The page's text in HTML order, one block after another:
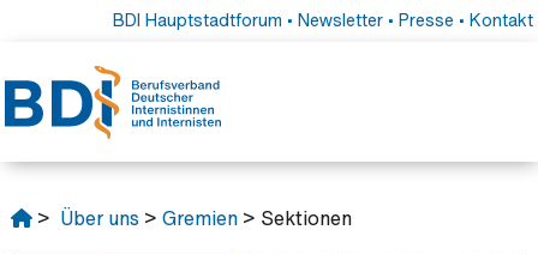
BDI Hauptstadtforum • Newsletter• Presse • Kontakt
> Über uns> Gremien> Sektionen